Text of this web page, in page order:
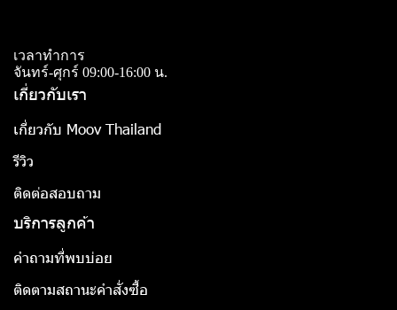
เวลาทำการ
จันทร์-ศุกร์ 09:00-16:00 น.
เกี่ยวกับเรา
เกี่ยวกับ Moov Thailand
รีวิว
ติดต่อสอบถาม
บริการลูกค้า
คำถามที่พบบ่อย
ติดตามสถานะคำสั่งซื้อ